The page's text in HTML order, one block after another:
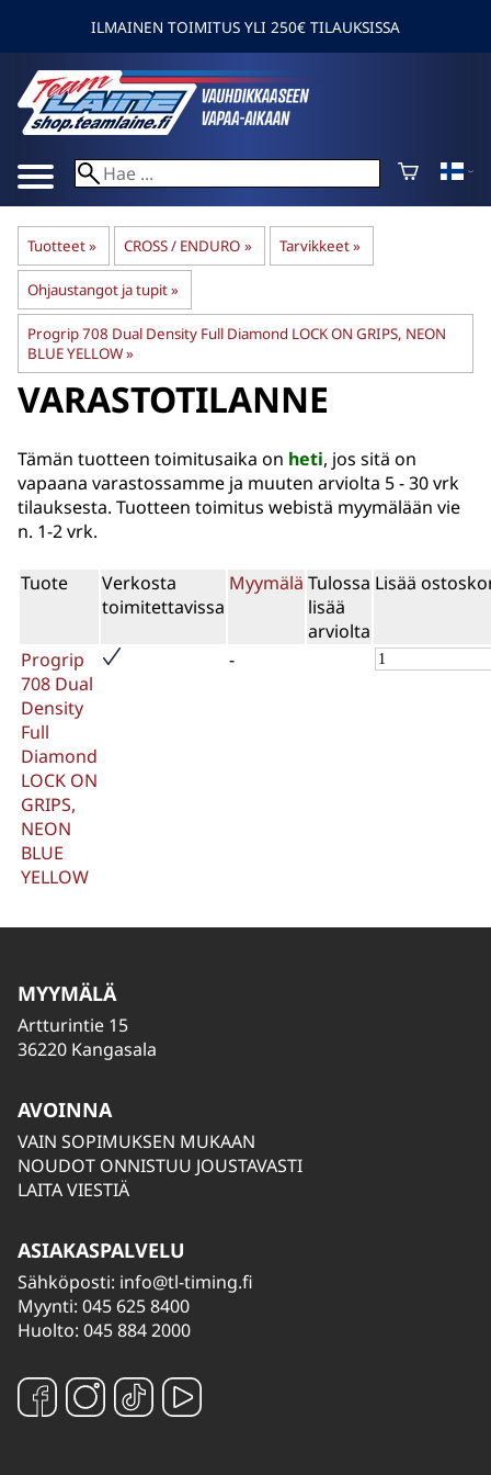
ILMAINEN TOIMITUS YLI 250€ TILAUKSISSA
Tuotteet‪» CROSS / ENDURO ‪» Tarvikkeet‪»
Ohjaustangot ja tupit‪»
Progrip 708 Dual Density Full Diamond LOCK ON GRIPS, NEON
BLUE YELLOW‪»
VARASTOTILANNE
Tämän tuotteen toimitusaika on heti, jos sitä on
vapaana varastossamme ja muuten arviolta 5 - 30 vrk
tilauksesta. Tuotteen toimitus webistä myymälään vie
n. 1-2 vrk.
Tuote
Verkosta
toimitettavissa
Myymälä Tulossa
lisää
arviolta
Lisää
Progrip
708 Dual
Density
Full
Diamond
LOCK ON
GRIPS,
NEON
BLUE
YELLOW
-
MYYMÄLÄ
Artturintie 15
36220 Kangasala
AVOINNA
VAIN SOPIMUKSEN MUKAAN
NOUDOT ONNISTUU JOUSTAVASTI
LAITA VIESTIÄ
ASIAKASPALVELU
Sähköposti: info@tl-timing.fi
Myynti: 045 625 8400
Huolto: 045 884 2000